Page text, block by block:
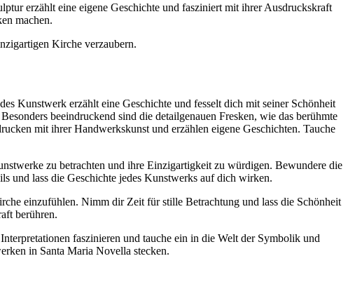
erzählt eine eigene Geschichte und fasziniert mit ihrer Ausdruckskraft
machen.
Kirche verzaubern.
Kunstwerk erzählt eine Geschichte und fesselt dich mit seiner Schönheit
beeindruckend sind die detailgenauen Fresken, wie das berühmte
mit ihrer Handwerkskunst und erzählen eigene Geschichten. Tauche
zu betrachten und ihre Einzigartigkeit zu würdigen. Bewundere die
und lass die Geschichte jedes Kunstwerks auf dich wirken.
einzufühlen. Nimm dir Zeit für stille Betrachtung und lass die Schönheit
berühren.
faszinieren und tauche ein in die Welt der Symbolik und
in Santa Maria Novella stecken.